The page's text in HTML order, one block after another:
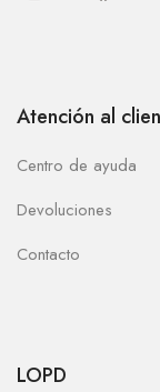
Atención al
Centro de ayuda
Devoluciones
Contacto
LOPD